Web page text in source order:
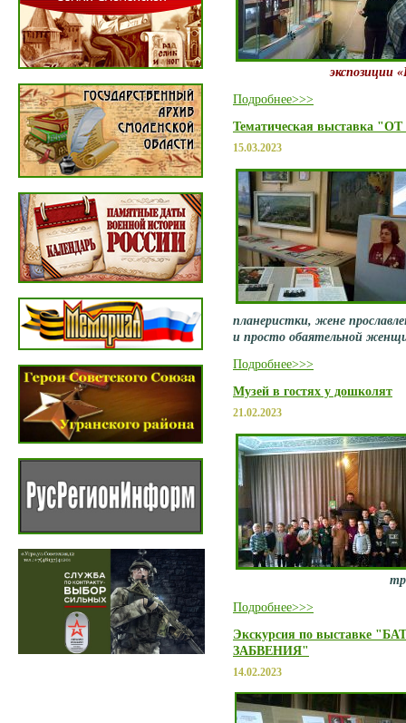
экспозиции
Подробнее>>>
Тематическая выставка
15.03.2023
планеристки, жене
и просто обаятельной
Подробнее>>>
Музей в гостях у дошколят
21.02.2023
Подробнее>>>
Экскурсия по выставке
ЗАБВЕНИЯ"
14.02.2023